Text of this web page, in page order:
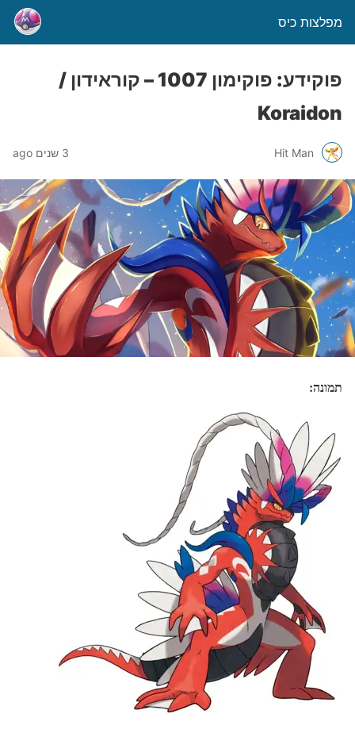
מפלצות כיס
פוקידע: פוקימון 1007 – קוראידון /
Koraidon
Hit Man 3 שנים ago
תמונה: